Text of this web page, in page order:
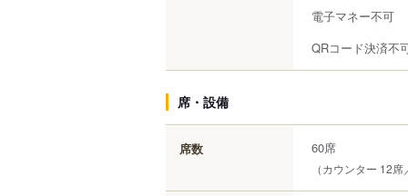
電子マネー不可
QRコード決済不
席・設備
席数 60席
（カウンター 12席